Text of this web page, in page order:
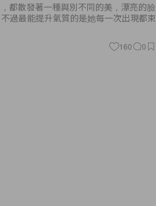
都散發著一種與別不同的美，漂亮的臉
過最能提升氣質的是她每一次出現都束
160 0